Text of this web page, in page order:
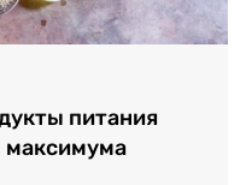
питания
максимума